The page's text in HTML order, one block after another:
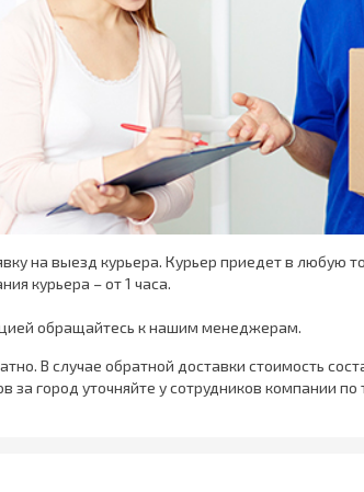
на выезд курьера. Курьер приедет в любую
курьера – от 1 часа.
обращайтесь к нашим менеджерам.
В случае обратной доставки стоимость
за город уточняйте у сотрудников компании по